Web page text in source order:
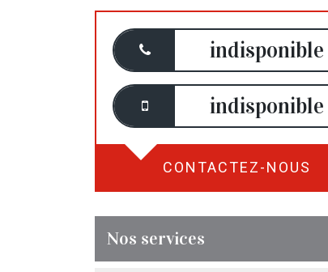
indisponible
indisponible
CONTACTEZ-NOUS
Nos services